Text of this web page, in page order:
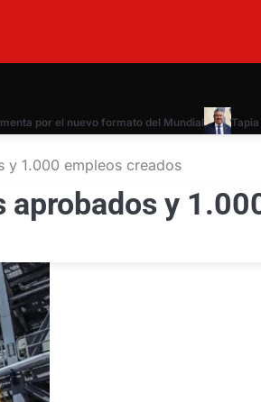
por el nuevo formato del Mundial Tapia
y 1.000 empleos creados
aprobados y